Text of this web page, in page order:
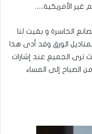
غير الأمريكية….
الخاسرة و بقيت لنا
الورق وقد أدى هذا
ترى الجميع عند إشارات
الصباح إلى المساء